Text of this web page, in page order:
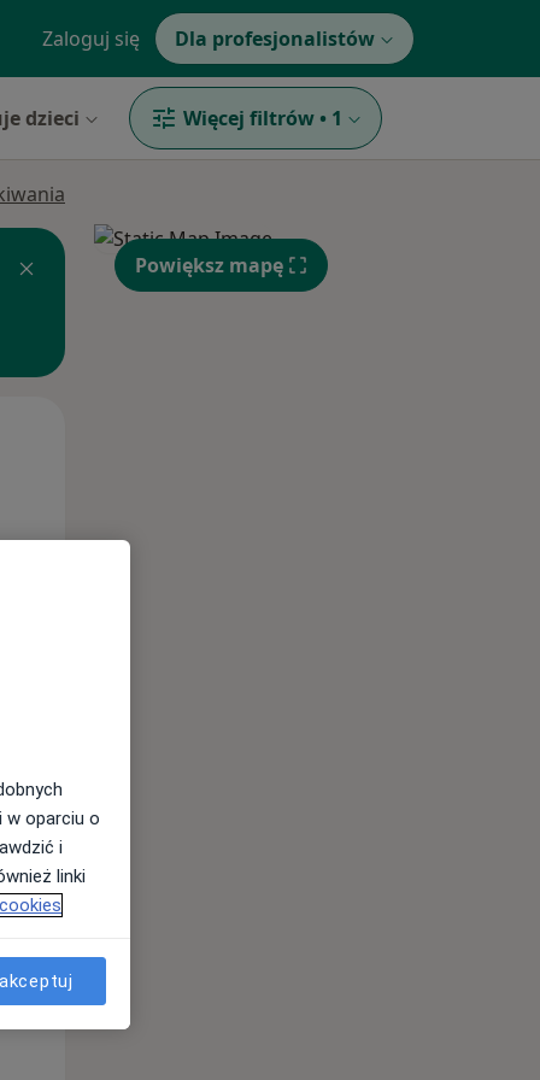
Zaloguj się Dla profesjonalistów
dzieci Więcej filtrów • 1
Wt,
11 Sie
Powiększ mapę
w oparciu o
i
linki